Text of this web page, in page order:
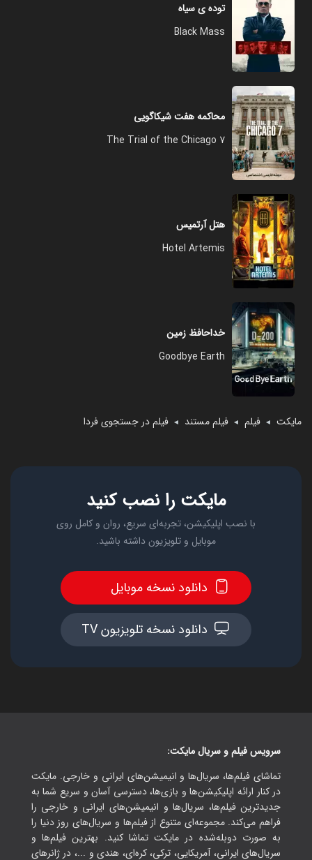
مایکت ◄ فیلم ◄ فیلم مستند ◄ فیلم در جستجوی فردا
توده ی سیاه
Black Mass
محاکمه هفت شیکاگویی
The Trial of the Chicago 7
هتل آرتمیس
Hotel Artemis
خداحافظ زمین
Goodbye Earth
مایکت را نصب کنید
با نصب اپلیکیشن، تجربه‌ای سریع، روان و کامل روی
موبایل و تلویزیون داشته باشید.
دانلود نسخه موبایل
دانلود نسخه تلویزیون TV
سرویس فیلم و سریال مایکت:
تماشای فیلم‌ها، سریال‌ها و انیمیشن‌های ایرانی و خارجی. مایکت
در کنار ارائه اپلیکیشن‌ها و بازی‌ها، دسترسی آسان و سریع شما به
جدیدترین فیلم‌ها، سریال‌ها و انیمیشن‌های ایرانی و خارجی را
فراهم می‌کند. مجموعه‌ای متنوع از فیلم‌ها و سریال‌های روز دنیا را
به صورت دوبله‌شده در مایکت تماشا کنید. بهترین فیلم‌ها و
سریال‌های ایرانی، آمریکایی، ترکی، کره‌ای، هندی و ...، در ژانرهای